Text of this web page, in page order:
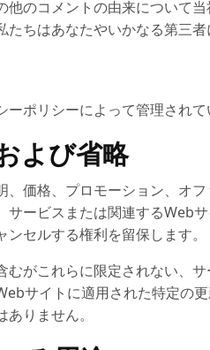
のコメントの由来について
ちはあなたやいかなる第三
ポリシーによって管理されて
よび省略
価格、プロモーション、オ
ービスまたは関連するWeb
セルする権利を留保します。
がこれらに限定されない、
サイトに適用された特定の
りません。